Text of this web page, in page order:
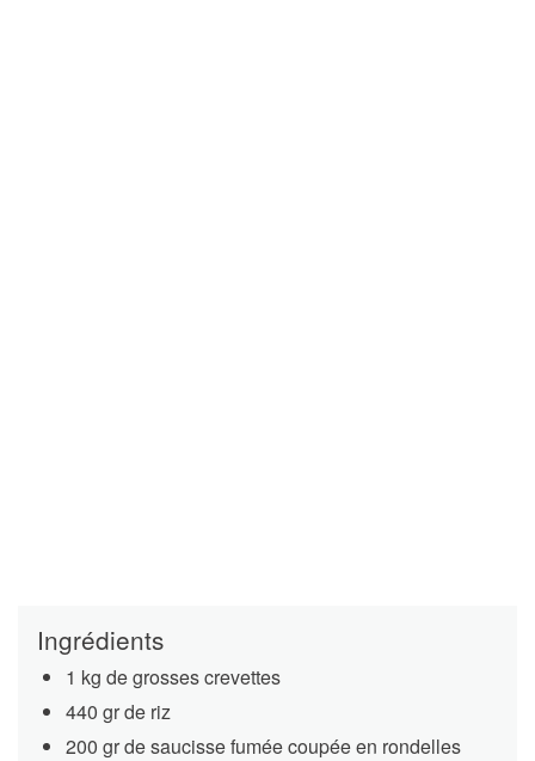
Ingrédients
1 kg de grosses crevettes
440 gr de riz
200 gr de saucisse fumée coupée en rondelles